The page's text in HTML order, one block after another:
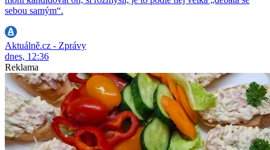
sebou samým“.
Aktuálně.cz - Zprávy
dnes, 12:36
Reklama